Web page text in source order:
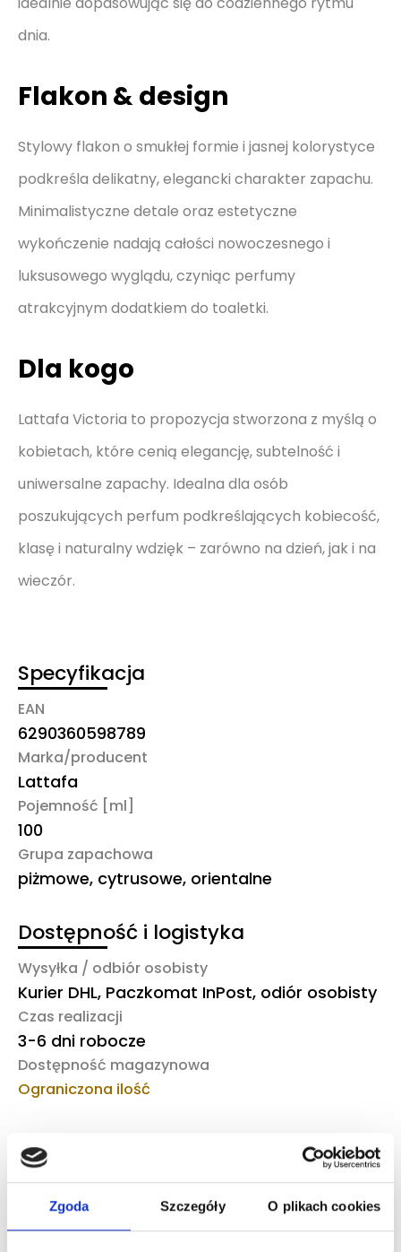
Zgoda Szczegóły O plikach cookies
dnia.
Flakon & design
Stylowy flakon o smukłej formie i jasnej kolorystyce
podkreśla delikatny, elegancki charakter zapachu.
Minimalistyczne detale oraz estetyczne
wykończenie nadają całości nowoczesnego i
luksusowego wyglądu, czyniąc perfumy
atrakcyjnym dodatkiem do toaletki.
Dla kogo
Lattafa Victoria to propozycja stworzona z myślą o
kobietach, które cenią elegancję, subtelność i
uniwersalne zapachy. Idealna dla osób
poszukujących perfum podkreślających kobiecość,
klasę i naturalny wdzięk – zarówno na dzień, jak i na
wieczór.
Specyfikacja
EAN
6290360598789
Marka/producent
Lattafa
Pojemność [ml]
100
Grupa zapachowa
piżmowe, cytrusowe, orientalne
Dostępność i logistyka
Wysyłka / odbiór osobisty
Kurier DHL, Paczkomat InPost, odiór osobisty
Czas realizacji
3-6 dni robocze
Dostępność magazynowa
Ograniczona ilość
To również może Ciebie
zainteresować
Zaloguj się, aby zobaczyć cenę